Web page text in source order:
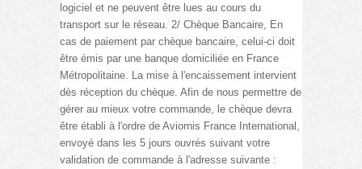
logiciel et ne peuvent être lues au cours du
transport sur le réseau. 2/ Chèque Bancaire, En
cas de paiement par chèque bancaire, celui-ci doit
être émis par une banque domiciliée en France
Métropolitaine. La mise à l'encaissement intervient
dès réception du chèque. Afin de nous permettre de
gérer au mieux votre commande, le chèque devra
être établi à l'ordre de Aviornis France International,
envoyé dans les 5 jours ouvrés suivant votre
validation de commande à l'adresse suivante :